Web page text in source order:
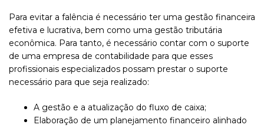
Para evitar a falência é necessário ter uma gestão financeira
efetiva e lucrativa, bem como uma gestão tributária
econômica. Para tanto, é necessário contar com o suporte
de uma empresa de contabilidade para que esses
profissionais especializados possam prestar o suporte
necessário para que seja realizado:
A gestão e a atualização do fluxo de caixa;
Elaboração de um planejamento financeiro alinhado